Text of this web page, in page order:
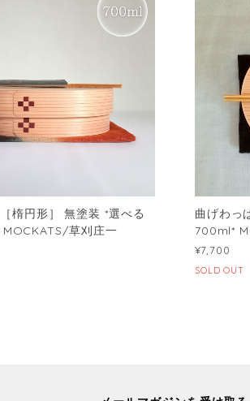
楕円形］ 無塗装 *選べる
草刈庄一
曲げわっ
700ml*
¥7,700
SOLD OUT